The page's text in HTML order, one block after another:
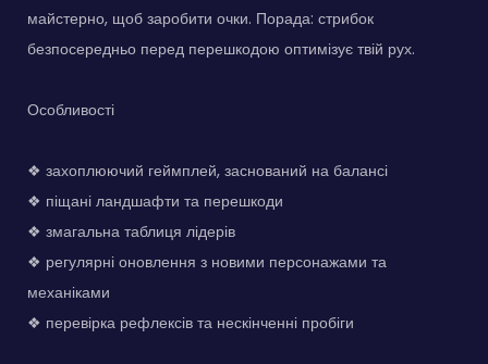
майстерно, щоб заробити очки. Порада: стрибок
безпосередньо перед перешкодою оптимізує твій рух.
Особливості
❖ захоплюючий геймплей, заснований на балансі
❖ піщані ландшафти та перешкоди
❖ змагальна таблиця лідерів
❖ регулярні оновлення з новими персонажами та
механіками
❖ перевірка рефлексів та нескінченні пробіги